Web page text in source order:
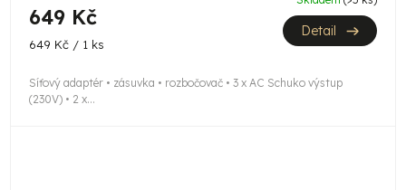
649 Kč
Měrná
649 Kč / 1 ks
Detail
Síťový adaptér • zásuvka • rozbočovač • 3 x AC Schuko výstup
(230V) • 2 x...